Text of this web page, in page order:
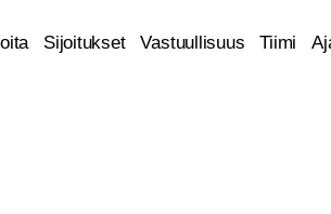
Sijoitukset Vastuullisuus Tiimi